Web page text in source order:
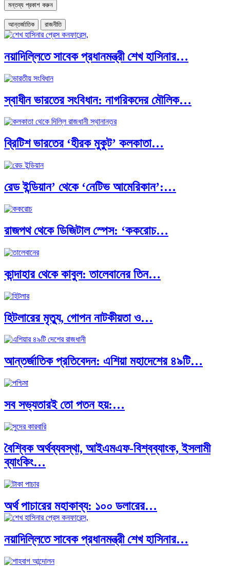
আন্তর্জাতিক রাজনীতি
নয়াদিল্লিতে সাবেক প্রধানমন্ত্রী শেখ হাসিনার…
স্বাধীন ভারতের সংবিধান: নাগরিকদের মৌলিক…
ব্রিটিশ ভারতের ‘হীরক মুকুট’ কলকাতা…
রেড ইন্ডিয়ান’ থেকে ‘নেটিভ আমেরিকান’:…
রাজপথ থেকে ডিজিটাল স্পেস: ‘ককরোচ…
কান্দাহার থেকে কাবুল: তালেবানের তিন…
হিটলারের মৃত্যু, গোপন নাটকীয়তা ও…
আন্তর্জাতিক প্রতিবেদন: এশিয়া মহাদেশের ৪৯টি…
সব সভ্যতারই তো পতন হয়:…
বৈশ্বিক অর্থব্যবস্থা, আইএমএফ-বিশ্বব্যাংক, ইসলামী
ব্যাংকিং…
অর্থ পাচারের মহাকাব্য: ১০০ ডলারের…
দক্ষিণ এশিয়ায় ‘জেন-জি’ বিপ্লব: বাংলাদেশ,…
নয়াদিল্লিতে সাবেক প্রধানমন্ত্রী শেখ হাসিনার…